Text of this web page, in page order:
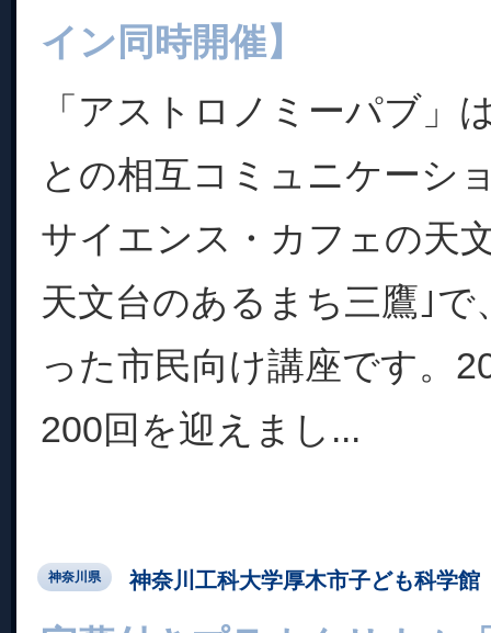
イン同時開催】
「アストロノミーパブ」
との相互コミュニケーシ
サイエンス・カフェの天
天文台のあるまち三鷹｣で
った市民向け講座です。
200回を迎えまし...
神奈川県 神奈川工科大学厚木市子ども科学館